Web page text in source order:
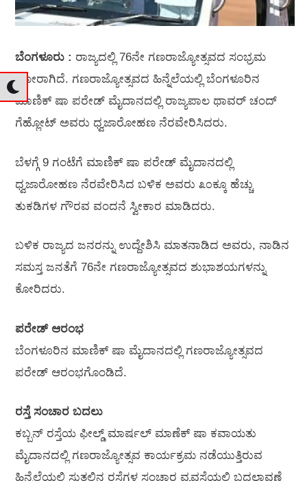
ಬೆಂಗಳೂರು : ರಾಜ್ಯದಲ್ಲಿ 76ನೇ ಗಣರಾಜ್ಯೋತ್ಸವದ ಸಂಭ್ರಮ
ಜೋರಾಗಿದೆ. ಗಣರಾಜ್ಯೋತ್ಸವದ ಹಿನ್ನೆಲೆಯಲ್ಲಿ ಬೆಂಗಳೂರಿನ
ಮಾಣಿಕ್ ಷಾ ಪರೇಡ್ ಮೈದಾನದಲ್ಲಿ ರಾಜ್ಯಪಾಲ ಥಾವರ್ ಚಂದ್
ಗೆಹ್ಲೋಟ್‌ ಅವರು ಧ್ವಜಾರೋಹಣ ನೆರವೇರಿಸಿದರು.
ಬೆಳಗ್ಗೆ 9 ಗಂಟೆಗೆ ಮಾಣಿಕ್ ಷಾ ಪರೇಡ್ ಮೈದಾನದಲ್ಲಿ
ಧ್ವಜಾರೋಹಣ ನೆರವೇರಿಸಿದ ಬಳಿಕ ಅವರು ೩೦ಕ್ಕೂ ಹೆಚ್ಚು
ತುಕಡಿಗಳ ಗೌರವ ವಂದನೆ ಸ್ವೀಕಾರ ಮಾಡಿದರು.
ಬಳಿಕ ರಾಜ್ಯದ ಜನರನ್ನು ಉದ್ದೇಶಿಸಿ ಮಾತನಾಡಿದ ಅವರು, ನಾಡಿನ
ಸಮಸ್ತ ಜನತೆಗೆ 76ನೇ ಗಣರಾಜ್ಯೋತ್ಸವದ ಶುಭಾಶಯಗಳನ್ನು
ಕೋರಿದರು.
ಪರೇಡ್‌ ಆರಂಭ
ಬೆಂಗಳೂರಿನ ಮಾಣಿಕ್‌ ಷಾ ಮೈದಾನದಲ್ಲಿ ಗಣರಾಜ್ಯೋತ್ಸವದ
ಪರೇಡ್‌ ಆರಂಭಗೊಂಡಿದೆ.
ರಸ್ತೆ ಸಂಚಾರ ಬದಲು
ಕಬ್ಬನ್‌ ರಸ್ತೆಯ ಫೀಲ್ಡ್‌ ಮಾರ್ಷಲ್‌ ಮಾಣೆಕ್‌ ಷಾ ಕವಾಯತು
ಮೈದಾನದಲ್ಲಿ ಗಣರಾಜ್ಯೋತ್ಸವ ಕಾರ್ಯಕ್ರಮ ನಡೆಯುತ್ತಿರುವ
ಹಿನ್ನೆಲೆಯಲ್ಲಿ ಸುತ್ತಲಿನ ರಸ್ತೆಗಳ ಸಂಚಾರ ವ್ಯವಸ್ಥೆಯಲ್ಲಿ ಬದಲಾವಣೆ